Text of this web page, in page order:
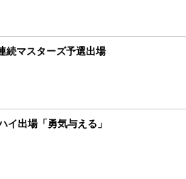
続マスターズ予選出場
イ出場「勇気与える」